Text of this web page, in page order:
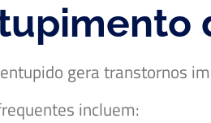
gera transtornos
incluem: